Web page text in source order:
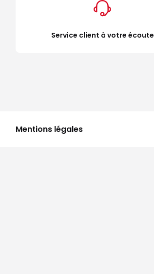
Service client à votre écoute
Mentions légales